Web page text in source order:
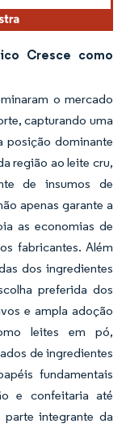
Cresce como
o mercado
capturando uma
posição dominante
região ao leite cru,
de insumos de
apenas garante a
as economias de
fabricantes. Além
dos ingredientes
preferida dos
e ampla adoção
leites em pó,
de ingredientes
fundamentais
e confeitaria até
parte integrante da